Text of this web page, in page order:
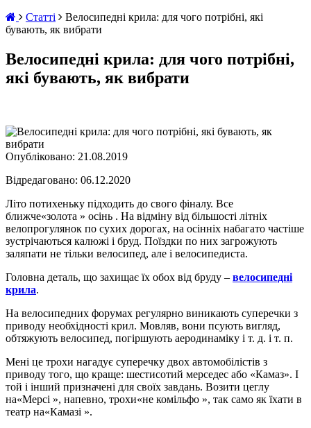
Статті
Велосипедні крила: для чого потрібні, які
бувають, як вибрати
Велосипедні крила: для чого потрібні,
які бувають, як вибрати
Опубліковано: 21.08.2019
Відредаговано: 06.12.2020
Літо потихеньку підходить до свого фіналу. Все
ближче«золота » осінь . На відміну від більшості літніх
велопрогулянок по сухих дорогах, на осінніх набагато частіше
зустрічаються калюжі і бруд. Поїздки по них загрожують
заляпати не тільки велосипед, але і велосипедиста.
Головна деталь, що захищає їх обох від бруду – велосипедні
крила.
На велосипедних форумах регулярно виникають суперечки з
приводу необхідності крил. Мовляв, вони псують вигляд,
обтяжують велосипед, погіршують аеродинаміку і т. д. і т. п.
Мені це трохи нагадує суперечку двох автомобілістів з
приводу того, що краще: шестисотий мерседес або «Камаз». І
той і інший призначені для своїх завдань. Возити цеглу
на«Мерсі », напевно, трохи«не комільфо », так само як їхати в
театр на«Камазі ».